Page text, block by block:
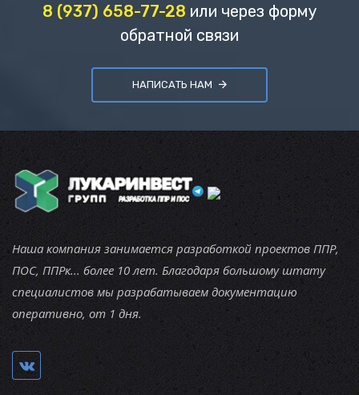
8 (937) 658-77-28 или через форму
обратной связи
НАПИСАТЬ НАМ
Наша компания занимается разработкой проектов ППР,
ПОС, ППРк... более 10 лет. Благодаря большому штату
специалистов мы разрабатываем документацию
оперативно, от 1 дня.